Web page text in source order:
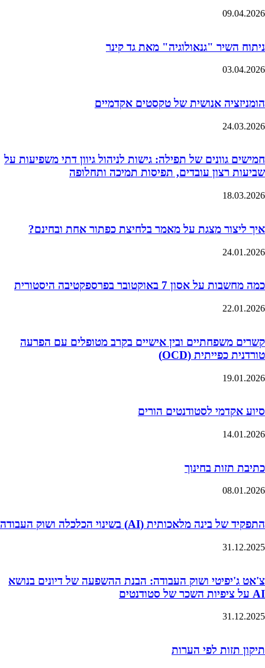
09.04.2026
ניתוח השיר "גנאולוגיה" מאת גד קינר
03.04.2026
הומניזציה אנושית של טקסטים אקדמיים
24.03.2026
חמישים גוונים של תפילה: גישות לניהול גיוון דתי משפיעות על
שביעות רצון עובדים, תפיסות תמיכה ותחלופה
18.03.2026
איך ליצור מצגת על מאמר בלחיצת כפתור אחת ובחינם?
24.01.2026
כמה מחשבות על אסון 7 באוקטובר בפרספקטיבה היסטורית
22.01.2026
קשרים משפחתיים ובין אישיים בקרב מטופלים עם הפרעה
טורדנית כפייתית (OCD)
19.01.2026
סיוע אקדמי לסטודנטים הורים
14.01.2026
כתיבת תזות בחינוך
08.01.2026
התפקיד של בינה מלאכותית (AI) בשינוי הכלכלה ושוק העבודה
31.12.2025
צ'אט ג'יפיטי ושוק העבודה: הבנת ההשפעה של דיונים בנושא
AI על ציפיות השכר של סטודנטים
31.12.2025
תיקון תזות לפי הערות